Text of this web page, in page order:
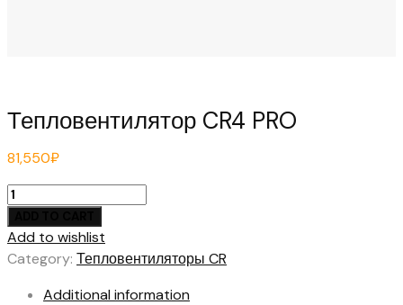
Тепловентилятор CR4 PRO
81,550₽
Тепловентилятор
PRO
quantity
Add to wishlist
Category: Тепловентиляторы CR
Additional information